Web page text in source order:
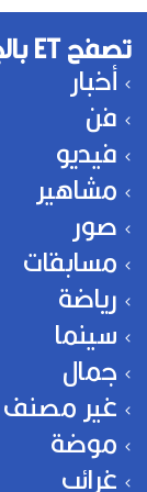
تصفح ET بالجزائري
أخبار
فن
فيديو
مشاهير
صور
مسابقات
رياضة
سينما
جمال
غير مصنف
موضة
غرائب